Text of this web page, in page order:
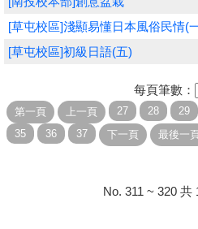
[草屯校區]淺顯易懂日本風俗民情(
[草屯校區]初級日語(五)
每頁筆數：
No. 311 ~ 320 共